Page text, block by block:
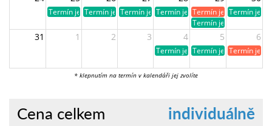
Termín je volnýTermín je volnýTermín je volnýTermín je volnýTermín je již obsazen
Termín je
Termín je volný
31 1 2 3 4 5 6
Termín je volnýTermín je volnýTermín je již
* klepnutím na termín v kalendáři jej zvolíte
Cena celkem individuálně